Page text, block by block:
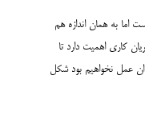
اما به همان اندازه هم
کاری اهمیت دارد تا
عمل نخواهیم بود شکل